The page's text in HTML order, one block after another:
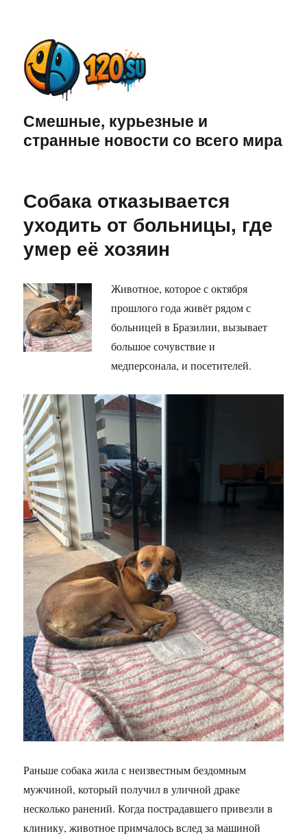
Смешные, курьезные и
странные новости со всего мира
Собака отказывается
уходить от больницы, где
умер её хозяин
Животное, которое с октября
прошлого года живёт рядом с
больницей в Бразилии, вызывает
большое сочувствие и
медперсонала, и посетителей.
Раньше собака жила с неизвестным бездомным
мужчиной, который получил в уличной драке
несколько ранений. Когда пострадавшего привезли в
клинику, животное примчалось вслед за машиной